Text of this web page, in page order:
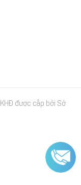
được cấp bởi Sở